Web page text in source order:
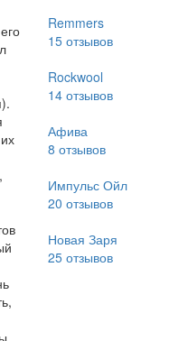
Remmers
15отзывов
Rockwool
14отзывов
Афива
8 отзывов
Импульс Ойл
20 отзывов
Новая Заря
25отзывов